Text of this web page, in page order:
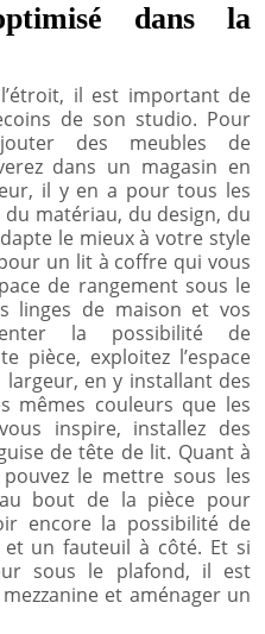
dans la
il est important de
de son studio. Pour
des meubles de
dans un magasin en
il y en a pour tous les
matériau, du design, du
le mieux à votre style
un lit à coffre qui vous
de rangement sous le
linges de maison et vos
la possibilité de
pièce, exploitez l’espace
en y installant des
mêmes couleurs que les
inspire, installez des
de tête de lit. Quant à
le mettre sous les
bout de la pièce pour
encore la possibilité de
un fauteuil à côté. Et si
sous le plafond, il est
et aménager un